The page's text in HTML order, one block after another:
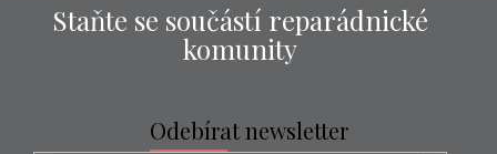
Staňte se součástí reparádnické
komunity
Odebírat newsletter